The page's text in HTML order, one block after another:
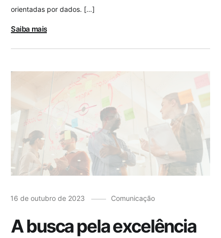
orientadas por dados. […]
Saiba mais
16 de outubro de 2023 Comunicação
A busca pela excelência